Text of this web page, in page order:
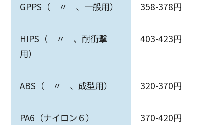
GPPS（ 〃 、一般用） 358-378円
HIPS（ 〃 、耐衝撃
用）
403-423円
ABS（ 〃 、成型用） 320-370円
PA6（ナイロン６） 370-420円